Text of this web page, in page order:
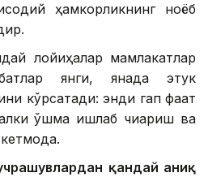
ҳамкорликнинг ноёб
лойиҳалар мамлакатлар
янги, янада этук
кўрсатади: энди гап фақат
қўшма ишлаб чиқариш ва
қандай аниқ